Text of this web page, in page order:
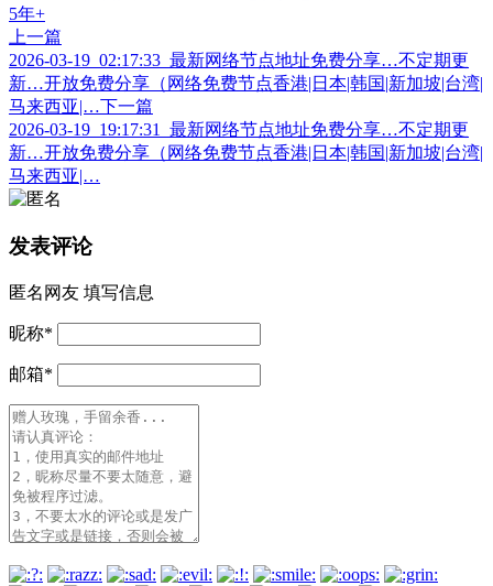
上一篇
2026-03-19_02:17:33_最新网络节点地址免费分享…不定期更
新…开放免费分享（网络免费节点香港|日本|韩国|新加坡|台湾|
马来西亚|… 下一篇
2026-03-19_19:17:31_最新网络节点地址免费分享…不定期更
新…开放免费分享（网络免费节点香港|日本|韩国|新加坡|台湾|
马来西亚|…
发表评论
匿名网友 填写信息
昵称*
邮箱*